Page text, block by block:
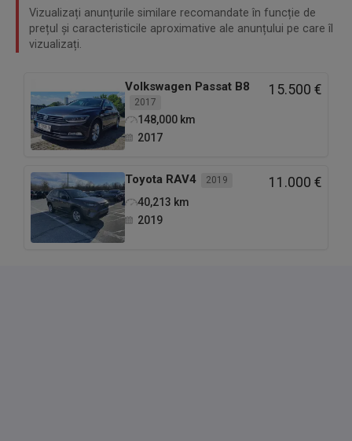
Vizualizați anunțurile similare recomandate în funcție de
prețul și caracteristicile aproximative ale anunțului pe care îl
vizualizați.
Volkswagen Passat B8
2017
15.500 €
148,000 km
2017
Toyota RAV4 2019 11.000 €
40,213 km
2019